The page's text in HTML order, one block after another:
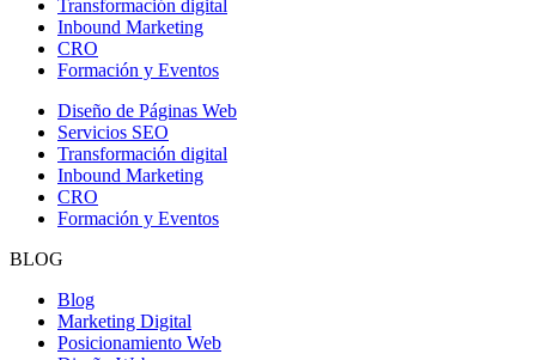
Transformación digital
Inbound Marketing
CRO
Formación y Eventos
Diseño de Páginas Web
Servicios SEO
Transformación digital
Inbound Marketing
CRO
Formación y Eventos
BLOG
Blog
Marketing Digital
Posicionamiento Web